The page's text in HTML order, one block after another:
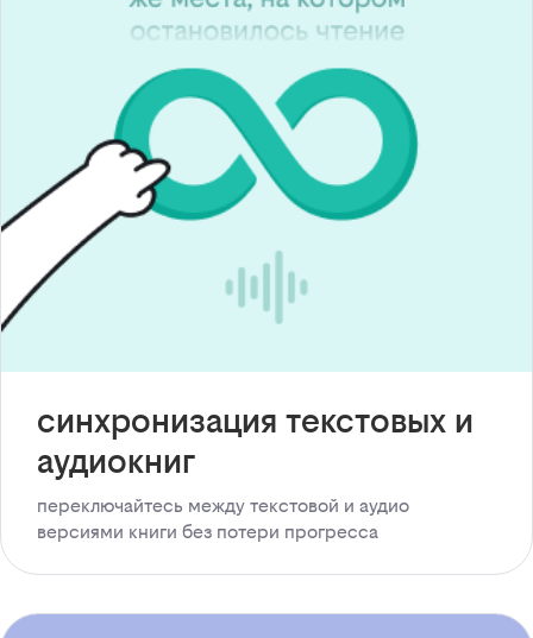
синхронизация текстовых и
аудиокниг
переключайтесь между текстовой и аудио
версиями книги без потери прогресса